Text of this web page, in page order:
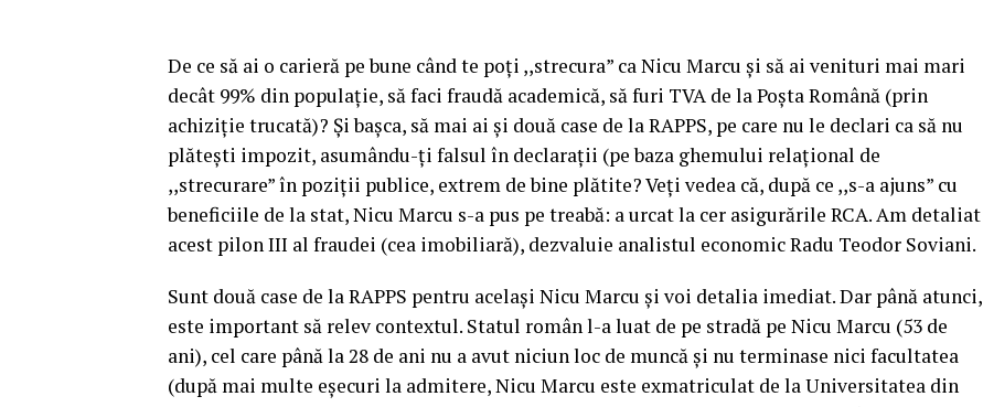
De ce să ai o carieră pe bune când te poți ,,strecura” ca Nicu Marcu și să ai venituri mai mari
decât 99% din populație, să faci fraudă academică, să furi TVA de la Poșta Română (prin
achiziție trucată)? Și bașca, să mai ai și două case de la RAPPS, pe care nu le declari ca să nu
plătești impozit, asumându-ți falsul în declarații (pe baza ghemului relațional de
,,strecurare” în poziții publice, extrem de bine plătite? Veți vedea că, după ce ,,s-a ajuns” cu
beneficiile de la stat, Nicu Marcu s-a pus pe treabă: a urcat la cer asigurările RCA. Am detaliat
acest pilon III al fraudei (cea imobiliară), dezvaluie analistul economic Radu Teodor Soviani.
Sunt două case de la RAPPS pentru acelaşi Nicu Marcu şi voi detalia imediat. Dar până atunci,
este important să relev contextul. Statul român l-a luat de pe stradă pe Nicu Marcu (53 de
ani), cel care până la 28 de ani nu a avut niciun loc de muncă şi nu terminase nici facultatea
(după mai multe eşecuri la admitere, Nicu Marcu este exmatriculat de la Universitatea din